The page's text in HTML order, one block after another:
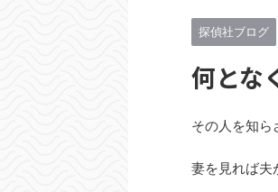
探偵社ブログ
何とな
その人を知
妻を見れば夫